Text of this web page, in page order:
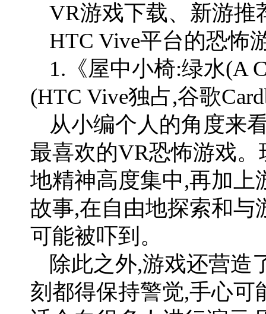
VR游戏下载、新游推
HTC Vive平台的恐怖
1.《屋中小椅:绿水(A
(HTC Vive独占,谷歌
从小编个人的角度来
最喜欢的VR恐怖游戏
地精神高度集中,再加上
故事,在自由地探索和与
可能被吓到。
除此之外,游戏还营造
刻都得保持警觉,手心